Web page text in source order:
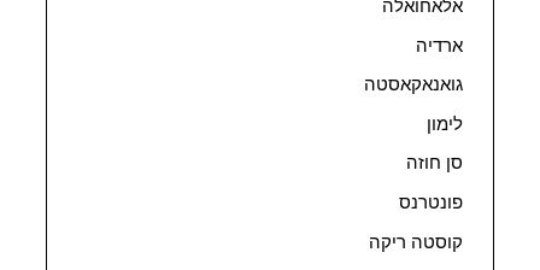
אלאחואלה
ארדיה
גואנאקאסטה
לימון
סן חוזה
פונטרנס
קוסטה ריקה